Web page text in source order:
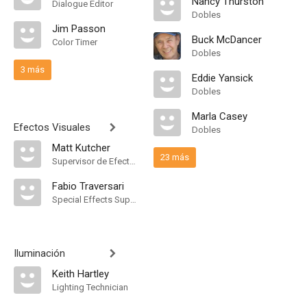
Dialogue Editor
Jim Passon
Color Timer
3 más
Efectos Visuales
Matt Kutcher
Supervisor de Efectos Visuales
Fabio Traversari
Special Effects Supervisor
Iluminación
Keith Hartley
Lighting Technician
Dobles
Buck McDancer
Dobles
Eddie Yansick
Dobles
Marla Casey
Dobles
23 más